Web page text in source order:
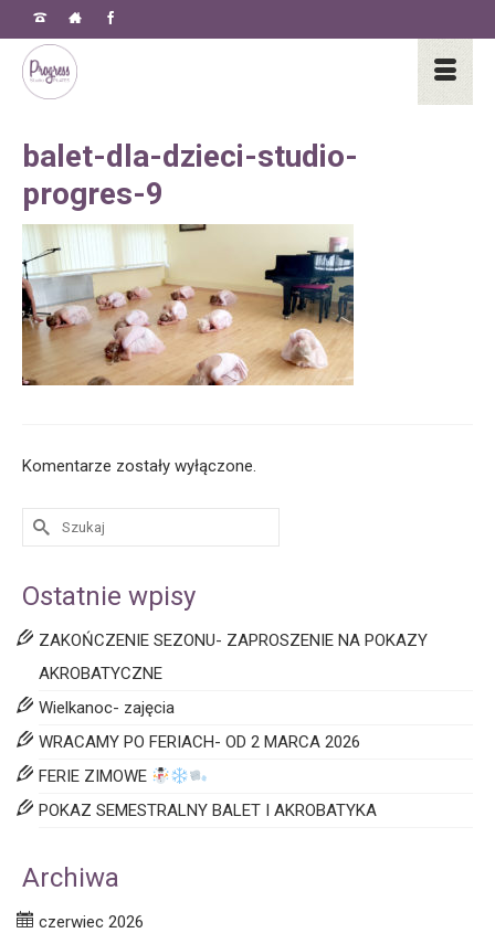
balet-dla-dzieci-studio-
progres-9
Komentarze zostały wyłączone.
Ostatnie wpisy
ZAKOŃCZENIE SEZONU- ZAPROSZENIE NA POKAZY
AKROBATYCZNE
Wielkanoc- zajęcia
WRACAMY PO FERIACH- OD 2 MARCA 2026
FERIE ZIMOWE
POKAZ SEMESTRALNY BALET I AKROBATYKA
Archiwa
czerwiec 2026